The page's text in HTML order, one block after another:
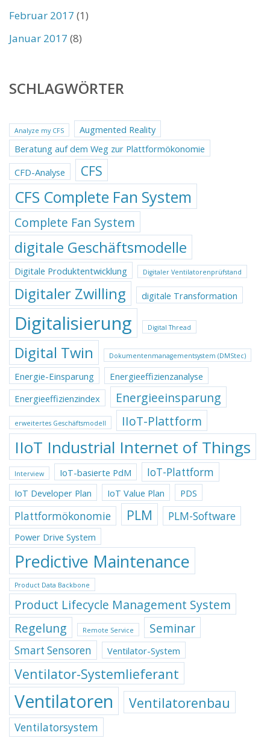
Februar 2017 (1)
Januar 2017 (8)
SCHLAGWÖRTER
Analyze my CFS
Augmented Reality
Beratung auf dem Weg zur Plattformökonomie
CFD-Analyse
CFS
CFS Complete Fan System
Complete Fan System
digitale Geschäftsmodelle
Digitale Produktentwicklung Digitaler Ventilatorenprüfstand
Digitaler Zwilling digitale Transformation
Digitalisierung Digital Thread
Digital Twin Dokumentenmanagementsystem (DMStec)
Energie-Einsparung
Energieeffizienzanalyse
Energieeffizienzindex
Energieeinsparung
erweitertes Geschäftsmodell IIoT-Plattform
IIoT Industrial Internet of Things
Interview IoT-basierte PdM IoT-Plattform
IoT Developer Plan IoT Value Plan PDS
Plattformökonomie PLM PLM-Software
Power Drive System
Predictive Maintenance
Product Data Backbone
Product Lifecycle Management System
Regelung
Remote Service Seminar
Smart Sensoren Ventilator-System
Ventilator-Systemlieferant
Ventilatoren Ventilatorenbau
Ventilatorsystem